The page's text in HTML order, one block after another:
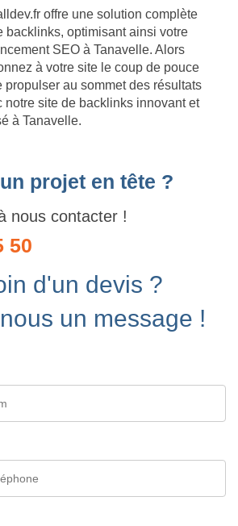
offre une solution complète
backlinks, optimisant ainsi votre
SEO à Tanavelle. Alors
à votre site le coup de pouce
propulser au sommet des résultats
notre site de backlinks innovant et
à Tanavelle.
projet en tête ?
nous contacter !
50
d'un devis ?
un message !